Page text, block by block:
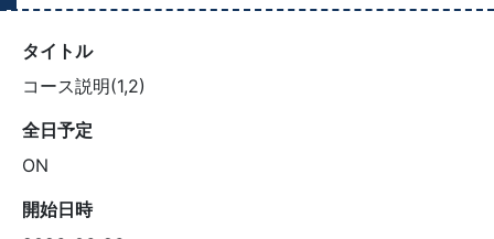
タイトル
コース説明(1,2)
全日予定
ON
開始日時